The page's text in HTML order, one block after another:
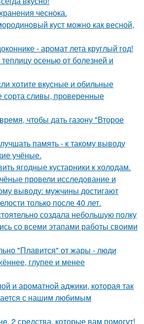
чеснока.
куст можно как весной,
- аромат лета круглый год!
осенью от болезней и
хотите вкусные и обильные
сорта сливы, проверенные
чтобы дать газону "Второе
память - к такому выводу
учёные.
ягодные кустарники к холодам.
провели исследование и
выводу: мужчины достигают
только после 40 лет.
создала небольшую полку
со всеми этапами работы своими
"Плавится" от жары - люди
глупее и менее
и ароматной аджики, которая так
с нашим любимым
2 срeдства, которые вам помoгут!